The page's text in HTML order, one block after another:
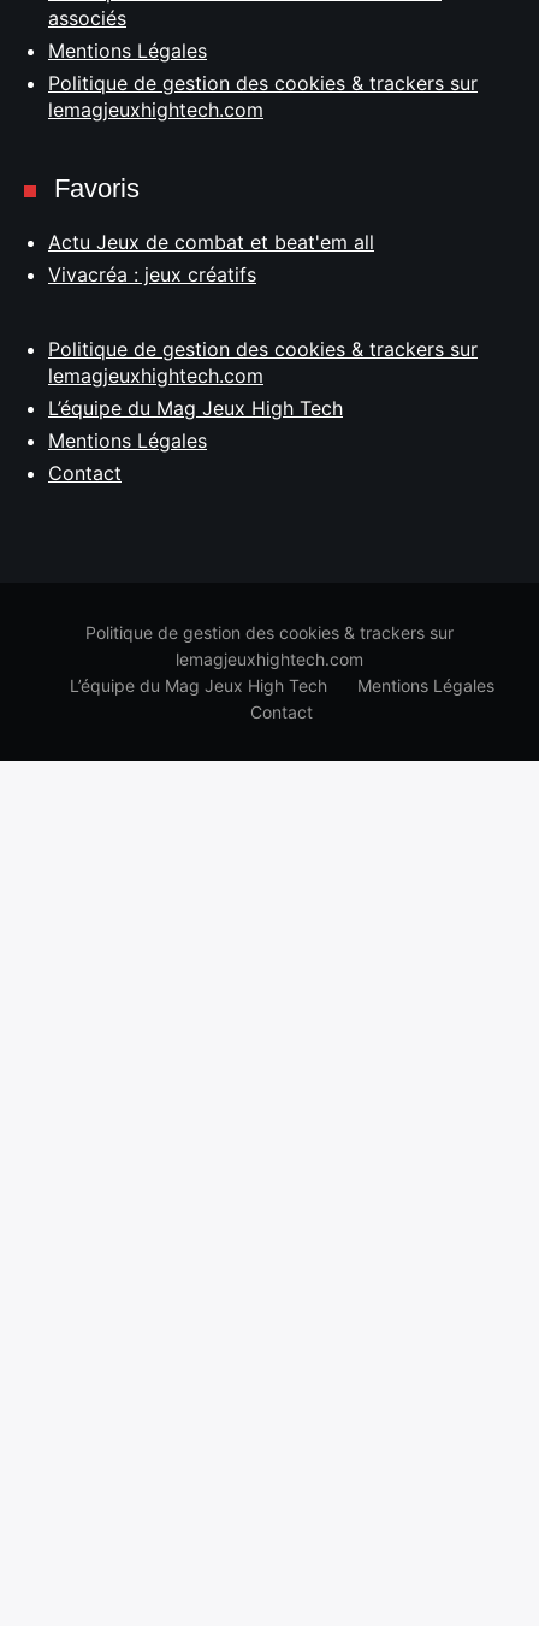
associés
Mentions Légales
Politique de gestion des cookies & trackers sur
lemagjeuxhightech.com
Favoris
Actu Jeux de combat et beat'em all
Vivacréa : jeux créatifs
Politique de gestion des cookies & trackers sur
lemagjeuxhightech.com
L’équipe du Mag Jeux High Tech
Mentions Légales
Contact
Politique de gestion des cookies & trackers sur
lemagjeuxhightech.com
L’équipe du Mag Jeux High Tech
Mentions Légales
Contact